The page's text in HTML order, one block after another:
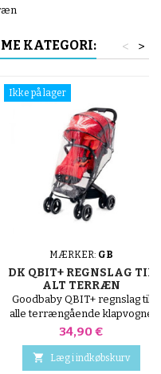
KATEGORI: >
<
Ikke på lager
MÆRKER: GB
DK QBIT+ REGNSLAG TIL
ALT TERRÆN
Goodbaby QBIT+ regnslag til
alle terrængående klapvogne
Pris
34,90 €
 Læg i indkøbskurv